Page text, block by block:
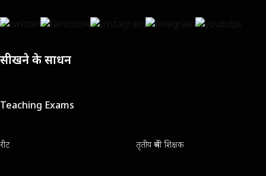
सीखने के साधन
Teaching Exams
रीट तृतीय श्रेणी शिक्षक